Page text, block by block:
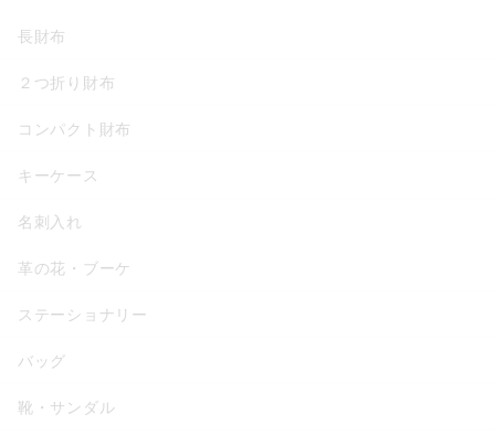
長財布
２つ折り財布
コンパクト財布
キーケース
名刺入れ
革の花・ブーケ
ステーショナリー
バッグ
靴・サンダル